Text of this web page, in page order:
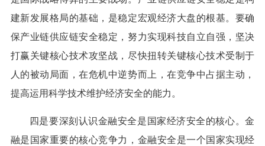
建新发展格局的基础，是稳定宏观经济大盘的根基。要确
保产业链供应链安全稳定，努力实现科技自立自强，坚决
打赢关键核心技术攻坚战，尽快扭转关键核心技术受制于
人的被动局面，在危机中逆势而上，在竞争中占据主动，
提高运用科学技术维护经济安全的能力。
四是要深刻认识金融安全是国家经济安全的核心。金
融是国家重要的核心竞争力，金融安全是一个国家实现经